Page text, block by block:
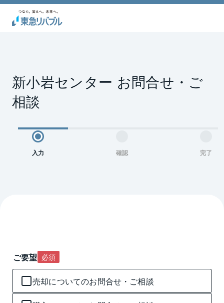
新小岩センター お問合せ・ご
相談
入力 確認 完了
ご要望 必須
売却についてのお問合せ・ご相談